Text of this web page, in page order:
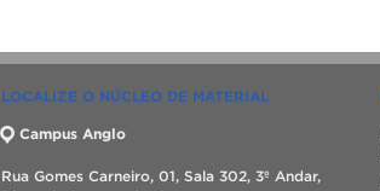
LOCALIZE O NÚCLEO DE MATERIAL
Campus Anglo
Rua Gomes Carneiro, 01, Sala 302, 3º Andar,